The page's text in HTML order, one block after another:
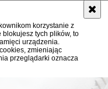
korzystanie z
tych plików, to
urządzenia.
zmieniając
przeglądarki oznacza